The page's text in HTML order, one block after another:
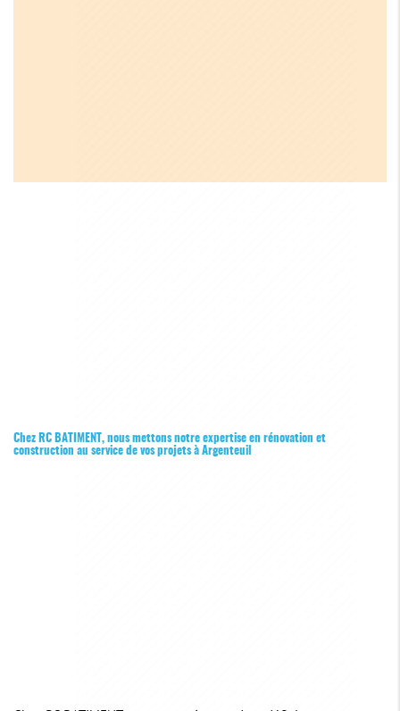
Chez RC BATIMENT, nous mettons notre expertise en rénovation et
construction au service de vos projets à Argenteuil